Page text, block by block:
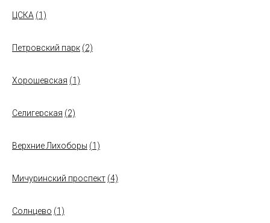
ЦСКА (1)
Петровский парк (2)
Хорошевская (1)
Селигерская (2)
Верхние Лихоборы (1)
Мичуринский проспект (4)
Солнцево (1)